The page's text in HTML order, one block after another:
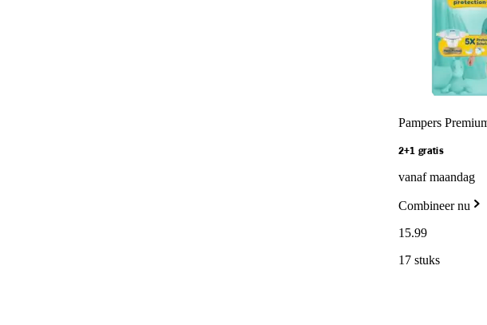
Pampers
2+1 gratis
vanaf maandag
Combineer nu
15.99
17 stuks